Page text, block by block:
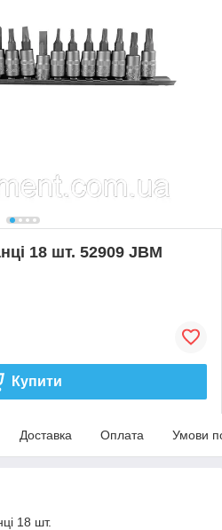
18 шт. 52909 JBM
Купити
Доставка Оплата Умови
18 шт.